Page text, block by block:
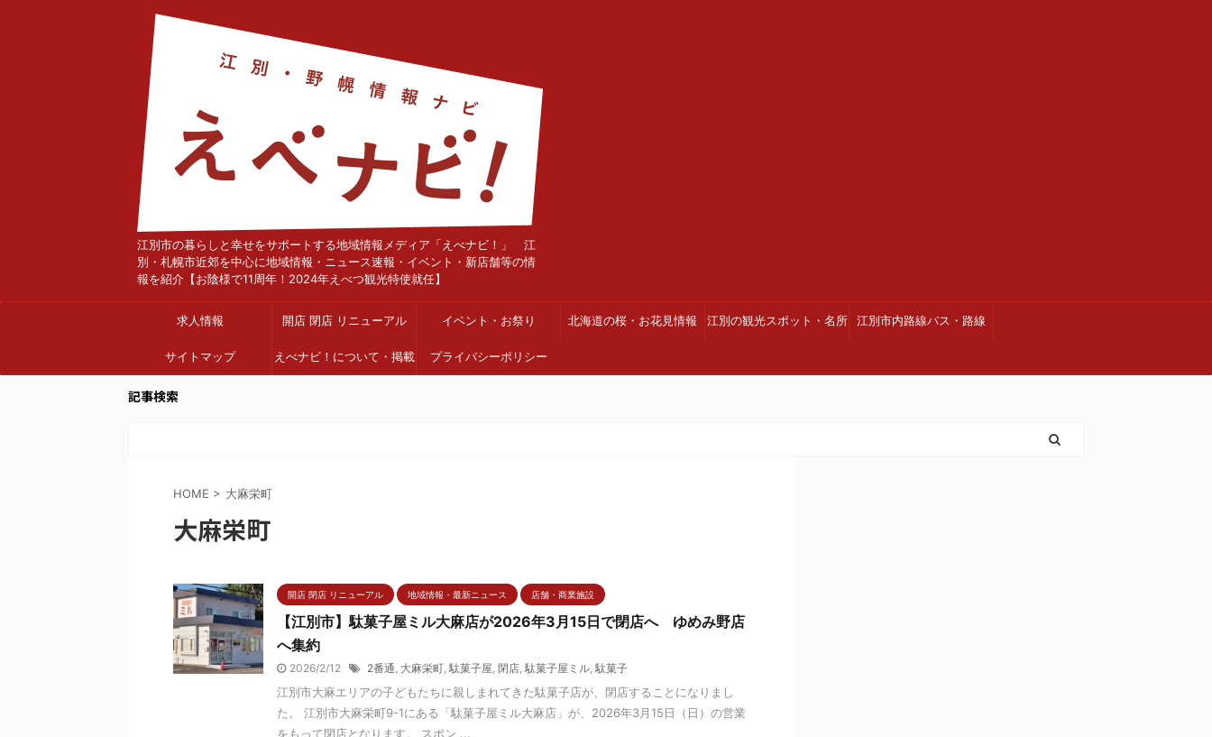
江別市の暮らしと幸せをサポートする地域情報メディア「えべナビ！」 江
別・札幌市近郊を中心に地域情報・ニュース速報・イベント・新店舗等の情
報を紹介【お陰様で11周年！2024年えべつ観光特使就任】
求人情報 開店 閉店 リニューアル イベント・お祭り 北海道の桜・お花見情報 江別の観光スポット・名所 江別市内路線バス・路線
サイトマップ えべナビ！について・掲載 プライバシーポリシー
記事検索
HOME > 大麻栄町
大麻栄町
開店 閉店 リニューアル 地域情報・最新ニュース 店舗・商業施設
【江別市】駄菓子屋ミル大麻店が2026年3月15日で閉店へ ゆめみ野店
へ集約
2026/2/12 2番通, 大麻栄町, 駄菓子屋, 閉店, 駄菓子屋ミル, 駄菓子
江別市大麻エリアの子どもたちに親しまれてきた駄菓子店が、閉店することになりまし
た。 江別市大麻栄町9-1にある「駄菓子屋ミル大麻店」が、2026年3月15日（日）の営業
をもって閉店となります。 スポン ...